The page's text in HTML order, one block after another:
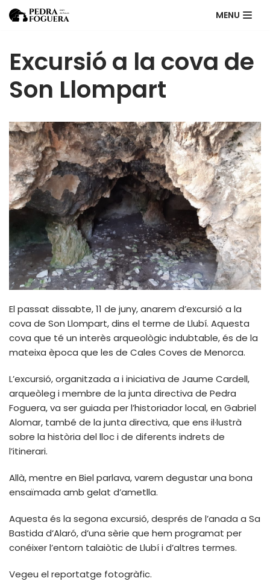
content
MENU
Excursió a la cova de
Son Llompart
El passat dissabte, 11 de juny, anarem d’excursió a la
cova de Son Llompart, dins el terme de Llubí. Aquesta
cova que té un interès arqueològic indubtable, és de la
mateixa època que les de Cales Coves de Menorca.
L’excursió, organitzada a i iniciativa de Jaume Cardell,
arqueòleg i membre de la junta directiva de Pedra
Foguera, va ser guiada per l’historiador local, en Gabriel
Alomar, també de la junta directiva, que ens il·lustrà
sobre la història del lloc i de diferents indrets de
l’itinerari.
Allà, mentre en Biel parlava, varem degustar una bona
ensaïmada amb gelat d’ametlla.
Aquesta és la segona excursió, després de l’anada a Sa
Bastida d’Alaró, d’una sèrie que hem programat per
conéixer l’entorn talaiòtic de Llubí i d’altres termes.
Vegeu el reportatge fotogràfic.